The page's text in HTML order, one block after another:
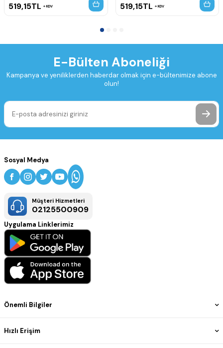
519,15TL KDV 519,15TL KDV
E-Bülten Aboneliği
Kampanya ve yeniliklerden haberdar olmak için e-bültenimize abone
olun!
Önemli Bilgiler
Hızlı Erişim
Sosyal Medya
Müşteri Hizmetleri
02125500909
Uygulama Linklerimiz